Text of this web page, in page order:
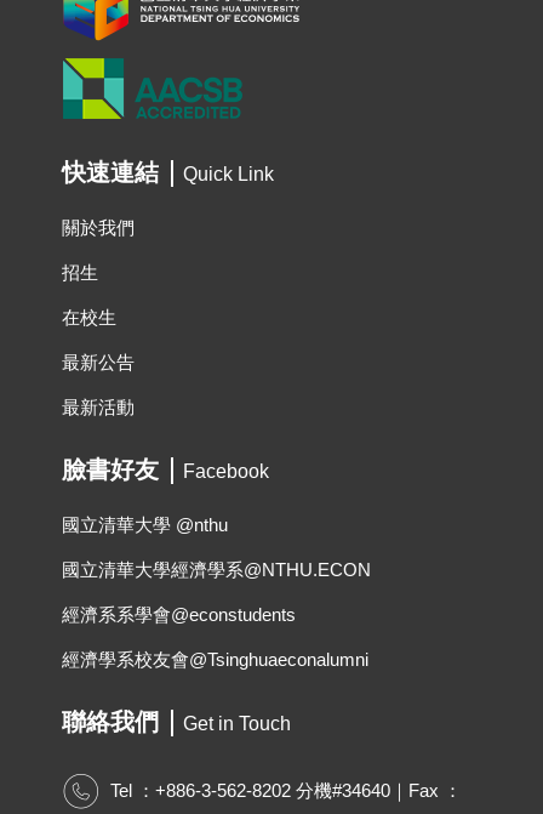
快速連結 Quick Link
關於我們
招生
在校生
最新公告
最新活動
臉書好友 Facebook
國立清華大學 @nthu
國立清華大學經濟學系@NTHU.ECON
經濟系系學會@econstudents
經濟學系校友會@Tsinghuaeconalumni
聯絡我們 Get in Touch
Tel ：+886-3-562-8202 分機#34640｜Fax ：